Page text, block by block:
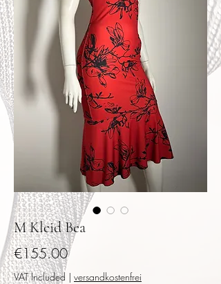
M Kleid Bea
€155.00Price
VAT Included | versandkostenfrei